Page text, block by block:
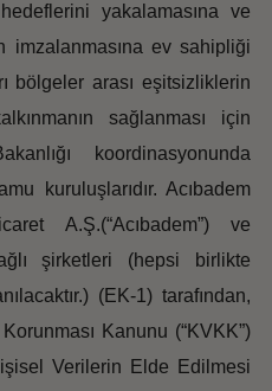
yakalamasına ve
imzalanmasına ev sahipliği
bölgeler arası eşitsizliklerin
sağlanması için
koordinasyonunda
kuruluşlarıdır. Acıbadem
A.Ş.(“Acıbadem”) ve
şirketleri (hepsi birlikte
(EK-1) tarafından,
Kanunu (“KVKK”)
Verilerin Elde Edilmesi